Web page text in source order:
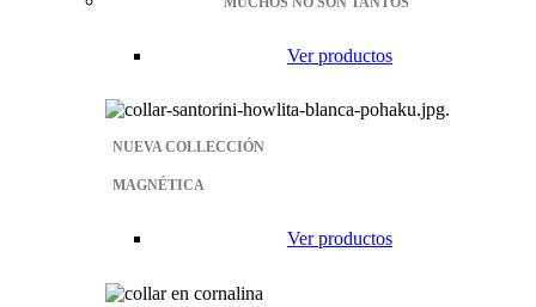
Ver productos
NUEVA COLLECCIÓN
MAGNÉTICA
Ver productos